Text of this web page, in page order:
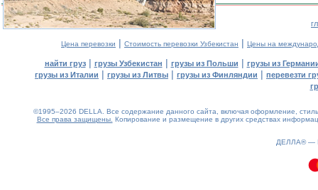
Цена перевозки | Стоимость перевозки Узбекистан | Цены на
найти груз| грузы Узбекистан | грузы из Польши | грузы из
грузы из Италии | грузы из Литвы | грузы из Финляндии | перевезти
©1995–2026 DELLA. Все содержание данного сайта, включая оформление,
Все права защищены. Копирование и размещение в других средствах
ДЕЛЛА® —